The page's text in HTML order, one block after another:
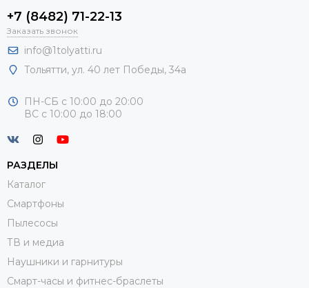
+7 (8482) 71-22-13
Заказать звонок
info@1tolyatti.ru
Тольятти, ул. 40 лет Победы, 34а
ПН-СБ с 10:00 до 20:00
ВС с 10:00 до 18:00
РАЗДЕЛЫ
Каталог
Смартфоны
Пылесосы
ТВ и медиа
Наушники и гарнитуры
Смарт-часы и фитнес-браслеты